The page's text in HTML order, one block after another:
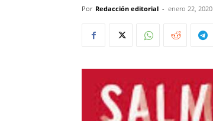
Por Redacción editorial - enero 22, 2020